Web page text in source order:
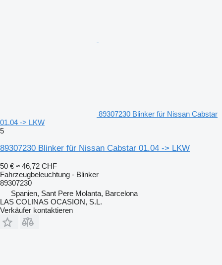
89307230 Blinker für Nissan Cabstar
01.04 -> LKW
5
89307230 Blinker für Nissan Cabstar 01.04 -> LKW
50 € ≈ 46,72 CHF
Fahrzeugbeleuchtung - Blinker
89307230
Spanien, Sant Pere Molanta, Barcelona
LAS COLINAS OCASION, S.L.
Verkäufer kontaktieren